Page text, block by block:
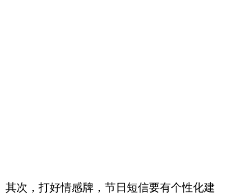
次，打好情感牌，节日短信要有个性化建